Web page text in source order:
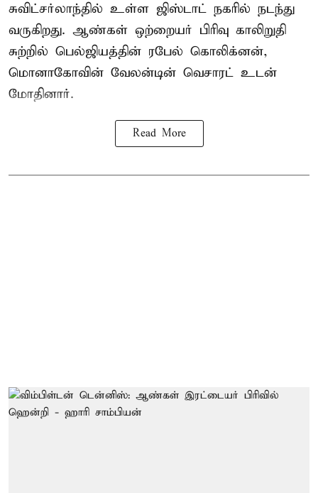
சுவிட்சர்லாந்தில் உள்ள ஜிஸ்டாட் நகரில் நடந்து
வருகிறது. ஆண்கள் ஒற்றையர் பிரிவு காலிறுதி
சுற்றில் பெல்ஜியத்தின் ரபேல் கொலிக்னன்,
மொனாகோவின் வேலன்டின் வெசாரட் உடன்
மோதினார்.
Read More